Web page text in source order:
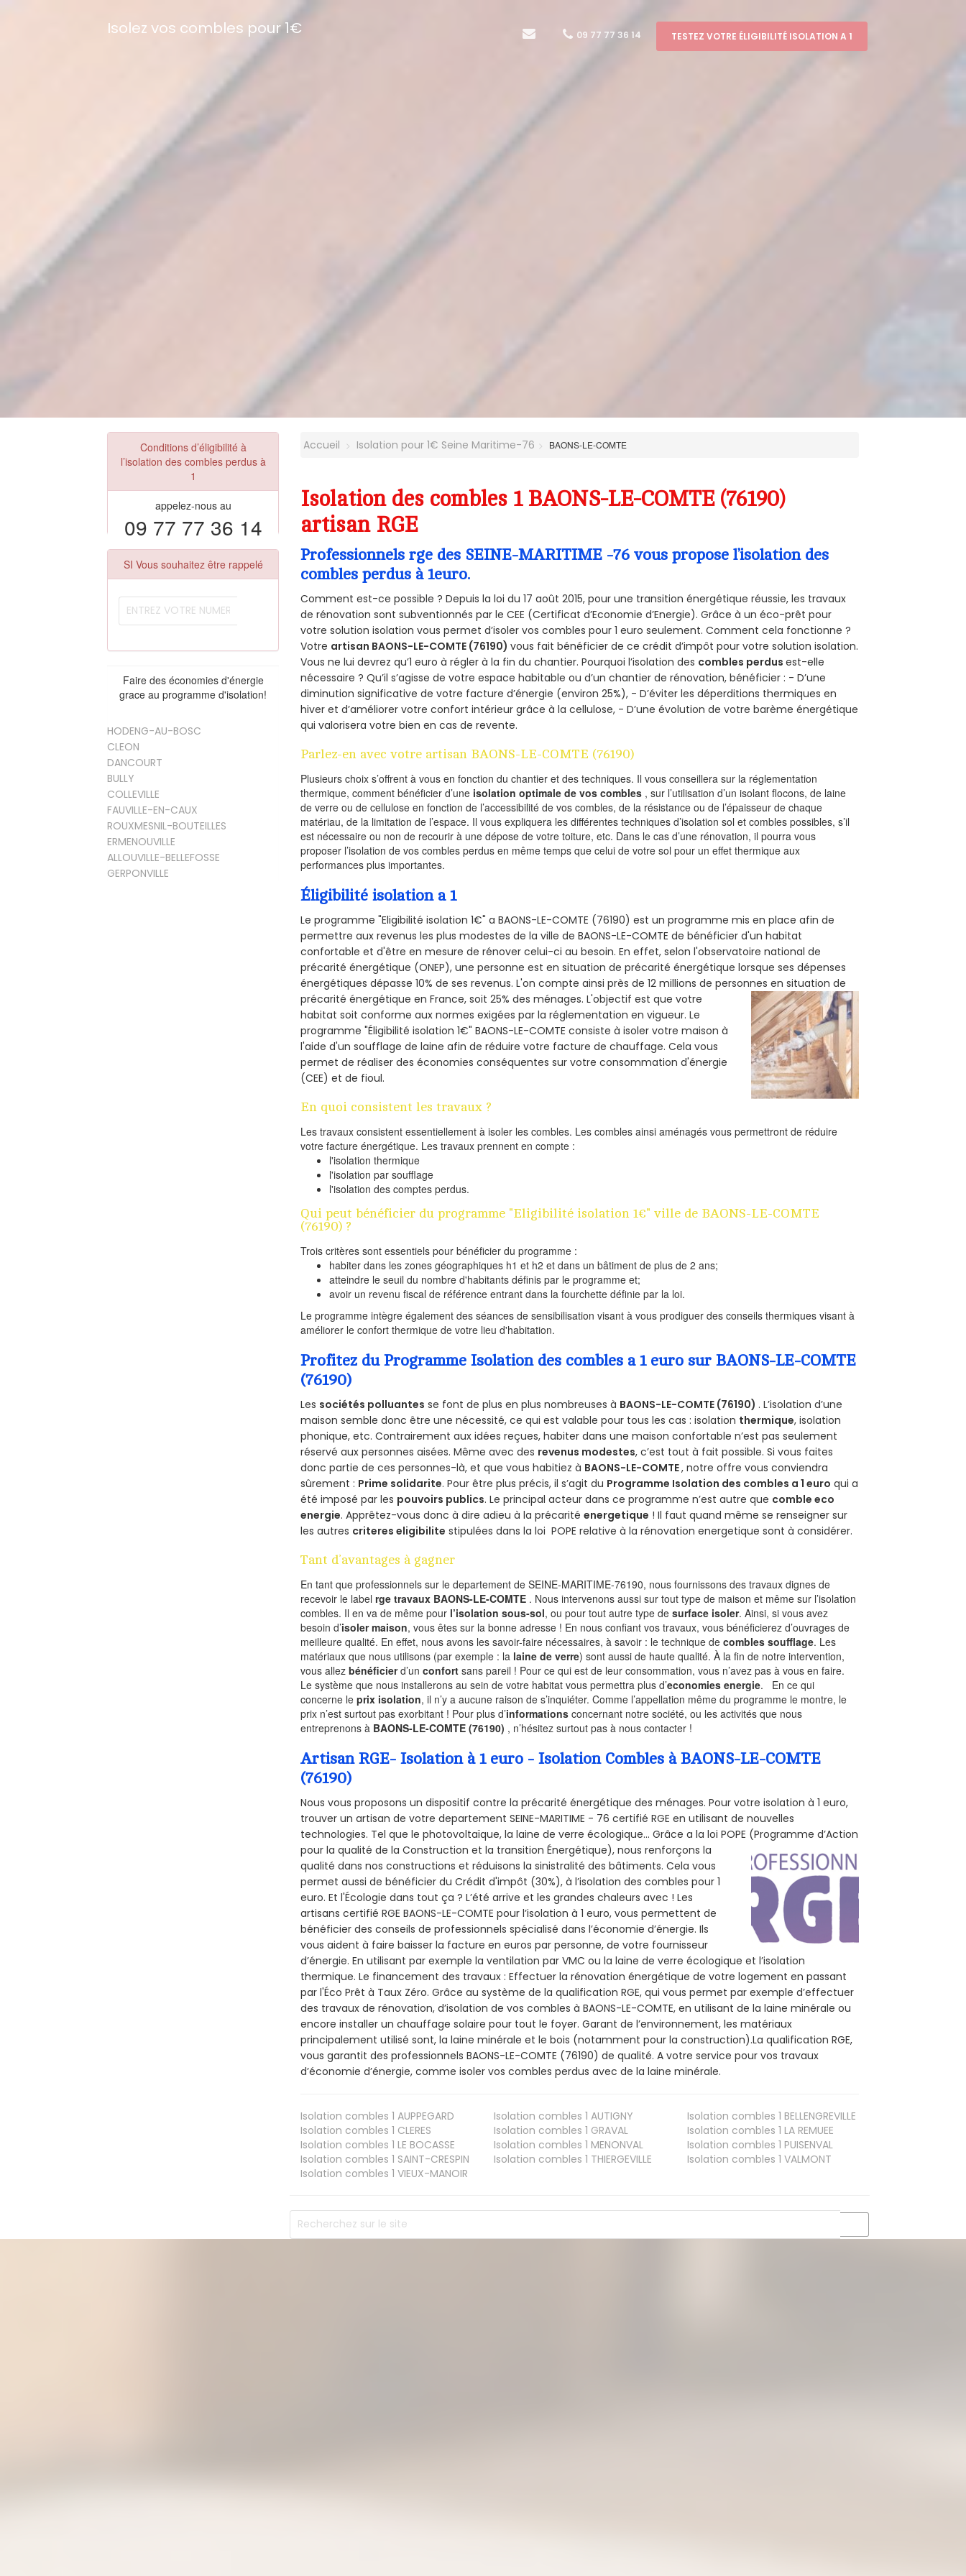
Isolez vos combles pour 1€ 09 77 77 36 14 TESTEZ VOTRE ÉLIGIBILITÉ ISOLATION A 1
Conditions d’éligibilité à
l’isolation des combles perdus à
1
appelez-nous au
09 77 77 36 14
SI Vous souhaitez être rappelé
Faire des économies d'énergie
grace au programme d'isolation!
HODENG-AU-BOSC
CLEON
DANCOURT
BULLY
COLLEVILLE
FAUVILLE-EN-CAUX
ROUXMESNIL-BOUTEILLES
ERMENOUVILLE
ALLOUVILLE-BELLEFOSSE
GERPONVILLE
Accueil Isolation pour 1€ Seine Maritime-76 BAONS-LE-COMTE
Isolation des combles 1 BAONS-LE-COMTE (76190)
artisan RGE
Professionnels rge des SEINE-MARITIME -76 vous propose l’isolation des
combles perdus à 1euro.
Comment est-ce possible ? Depuis la loi du 17 août 2015, pour une transition énergétique réussie, les travaux
de rénovation sont subventionnés par le CEE (Certificat d’Economie d’Energie). Grâce à un éco-prêt pour
votre solution isolation vous permet d’isoler vos combles pour 1 euro seulement. Comment cela fonctionne ?
Votre artisan BAONS-LE-COMTE (76190)vous fait bénéficier de ce crédit d’impôt pour votre solution isolation.
Vous ne lui devrez qu’1 euro à régler à la fin du chantier. Pourquoi l’isolation des combles perdusest-elle
nécessaire ? Qu’il s’agisse de votre espace habitable ou d’un chantier de rénovation, bénéficier : - D’une
diminution significative de votre facture d’énergie (environ 25%), - D’éviter les déperditions thermiques en
hiver et d’améliorer votre confort intérieur grâce à la cellulose, - D’une évolution de votre barème énergétique
qui valorisera votre bien en cas de revente.
Parlez-en avec votre artisan BAONS-LE-COMTE (76190)
Plusieurs choix s’offrent à vous en fonction du chantier et des techniques. Il vous conseillera sur la réglementation
thermique, comment bénéficier d’une isolation optimale de vos combles , sur l’utilisation d’un isolant flocons, de laine
de verre ou de cellulose en fonction de l’accessibilité de vos combles, de la résistance ou de l’épaisseur de chaque
matériau, de la limitation de l’espace. Il vous expliquera les différentes techniques d’isolation sol et combles possibles, s’il
est nécessaire ou non de recourir à une dépose de votre toiture, etc. Dans le cas d’une rénovation, il pourra vous
proposer l’isolation de vos combles perdus en même temps que celui de votre sol pour un effet thermique aux
performances plus importantes.
Éligibilité isolation a 1
Le programme "Eligibilité isolation 1€" a BAONS-LE-COMTE (76190) est un programme mis en place afin de
permettre aux revenus les plus modestes de la ville de BAONS-LE-COMTE de bénéficier d'un habitat
confortable et d'être en mesure de rénover celui-ci au besoin. En effet, selon l'observatoire national de
précarité énergétique (ONEP), une personne est en situation de précarité énergétique lorsque ses dépenses
énergétiques dépasse 10% de ses revenus. L'on compte ainsi près de 12 millions de personnes en situation de
précarité énergétique en France, soit 25% des ménages.L'objectif est que votre
habitat soit conforme aux normes exigées par la réglementation en vigueur. Le
programme "Éligibilité isolation 1€" BAONS-LE-COMTE consiste à isoler votre maison à
l'aide d'un soufflage de laine afin de réduire votre facture de chauffage. Cela vous
permet de réaliser des économies conséquentes sur votre consommation d'énergie
(CEE) et de fioul.
En quoi consistent les travaux ?
Les travaux consistent essentiellement à isoler les combles. Les combles ainsi aménagés vous permettront de réduire
votre facture énergétique. Les travaux prennent en compte :
l'isolation thermique
l'isolation par soufflage
l'isolation des comptes perdus.
Qui peut bénéficier du programme "Eligibilité isolation 1€" ville de BAONS-LE-COMTE
(76190) ?
Trois critères sont essentiels pour bénéficier du programme :
habiter dans les zones géographiques h1 et h2 et dans un bâtiment de plus de 2 ans;
atteindre le seuil du nombre d'habitants définis par le programme et;
avoir un revenu fiscal de référence entrant dans la fourchette définie par la loi.
Le programme intègre également des séances de sensibilisation visant à vous prodiguer des conseils thermiques visant à
améliorer le confort thermique de votre lieu d'habitation.
Profitez du Programme Isolation des combles a 1 euro sur BAONS-LE-COMTE
(76190)
Les sociétés polluantes se font de plus en plus nombreuses à BAONS-LE-COMTE (76190) . L’isolation d’une
maison semble donc être une nécessité, ce qui est valable pour tous les cas : isolation thermique, isolation
phonique, etc. Contrairement aux idées reçues, habiter dans une maison confortable n’est pas seulement
réservé aux personnes aisées. Même avec des revenus modestes, c’est tout à fait possible. Si vous faites
donc partie de ces personnes-là, et que vous habitiez à BAONS-LE-COMTE, notre offre vous conviendra
sûrement : Prime solidarite. Pour être plus précis, il s’agit du Programme Isolation des combles a 1 euro qui a
été imposé par les pouvoirs publics. Le principal acteur dans ce programme n’est autre que comble eco
energie. Apprêtez-vous donc à dire adieu à la précaritéenergetique ! Il faut quand même se renseigner sur
les autres criteres eligibilite stipulées dans la loi POPE relative à la rénovation energetique sont à considérer.
Tant d’avantages à gagner
En tant que professionnels sur le departement de SEINE-MARITIME-76190, nous fournissons des travaux dignes de
recevoir le labelrge travaux BAONS-LE-COMTE . Nous intervenons aussi sur tout type de maison et même sur l’isolation
combles. Il en va de même pour l’isolation sous-sol, ou pour tout autre type desurface isoler. Ainsi, si vous avez
besoin d’isoler maison, vous êtes sur la bonne adresse ! En nous confiant vos travaux, vous bénéficierez d’ouvrages de
meilleure qualité. En effet, nous avons les savoir-faire nécessaires, à savoir : le technique decombles soufflage. Les
matériaux que nous utilisons (par exemple : la laine de verre) sont aussi de haute qualité. À la fin de notre intervention,
vous allezbénéficierd’unconfort sans pareil ! Pour ce qui est de leur consommation, vous n’avez pas à vous en faire.
Le système que nous installerons au sein de votre habitat vous permettra plus d’economies energie. En ce qui
concerne leprix isolation, il n’y a aucune raison de s’inquiéter. Comme l’appellation même du programme le montre, le
prix n’est surtout pas exorbitant ! Pour plus d’informations concernant notre société, ou les activités que nous
entreprenons à BAONS-LE-COMTE (76190) , n’hésitez surtout pas à nous contacter !
Artisan RGE- Isolation à 1 euro - Isolation Combles à BAONS-LE-COMTE
(76190)
Nous vous proposons un dispositif contre la précarité énergétique des ménages. Pour votre isolation à 1 euro,
trouver un artisan de votre departement SEINE-MARITIME - 76 certifié RGE en utilisant de nouvelles
technologies. Tel que le photovoltaïque, la laine de verre écologique... Grâce a la loi POPE (Programme d’Action
pour la qualité de la Construction et la transition Énergétique), nous renforçons la
qualité dans nos constructions et réduisons la sinistralité des bâtiments. Cela vous
permet aussi de bénéficier du Crédit d'impôt (30%), à l’isolation des combles pour 1
euro. Et l'Écologie dans tout ça ? L’été arrive et les grandes chaleurs avec ! Les
artisans certifié RGE BAONS-LE-COMTE pour l’isolation à 1 euro, vous permettent de
bénéficier des conseils de professionnels spécialisé dans l’économie d’énergie. Ils
vous aident à faire baisser la facture en euros par personne, de votre fournisseur
d’énergie. En utilisant par exemple la ventilation par VMC ou la laine de verre écologique et l’isolation
thermique. Le financement des travaux : Effectuer la rénovation énergétique de votre logement en passant
par l'Éco Prêt à Taux Zéro. Grâce au système de la qualification RGE, qui vous permet par exemple d’effectuer
des travaux de rénovation, d’isolation de vos combles à BAONS-LE-COMTE, en utilisant de la laine minérale ou
encore installer un chauffage solaire pour tout le foyer. Garant de l’environnement, les matériaux
principalement utilisé sont, la laine minérale et le bois (notamment pour la construction).La qualification RGE,
vous garantit des professionnels BAONS-LE-COMTE (76190) de qualité. A votre service pour vos travaux
d’économie d’énergie, comme isoler vos combles perdus avec de la laine minérale.
Isolation combles 1 AUPPEGARD Isolation combles 1 AUTIGNY Isolation combles 1 BELLENGREVILLE
Isolation combles 1 CLERES Isolation combles 1 GRAVAL Isolation combles 1 LA REMUEE
Isolation combles 1 LE BOCASSE Isolation combles 1 MENONVAL Isolation combles 1 PUISENVAL
Isolation combles 1 SAINT-CRESPIN Isolation combles 1 THIERGEVILLE Isolation combles 1 VALMONT
Isolation combles 1 VIEUX-MANOIR